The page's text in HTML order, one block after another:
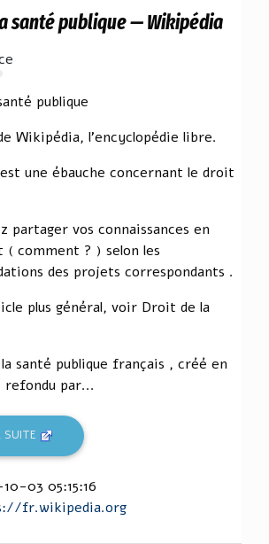
santé publique — Wikipédia
publique
Wikipédia, l'encyclopédie libre.
une ébauche concernant le droit
partager vos connaissances en
( comment ? ) selon les
des projets correspondants .
plus général, voir Droit de la
la santé publique français , créé en
refondu par...
SUITE
03 05:15:16
fr.wikipedia.org